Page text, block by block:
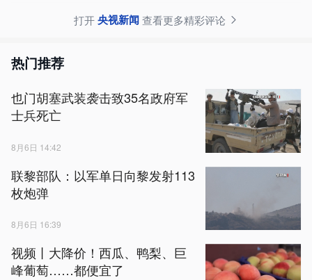
打开央视新闻查看更多精彩评论
热门推荐
也门胡塞武装袭击致35名政府军
士兵死亡
8月6日 14:42
联黎部队：以军单日向黎发射113
枚炮弹
8月6日 16:39
视频丨大降价！西瓜、鸭梨、巨
峰葡萄……都便宜了